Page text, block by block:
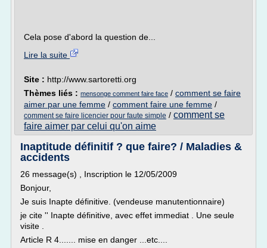
Cela pose d'abord la question de...
Lire la suite
Site : http://www.sartoretti.org
Thèmes liés : mensonge comment faire face / comment se faire
aimer par une femme / comment faire une femme /
comment se faire licencier pour faute simple / comment se
faire aimer par celui qu'on aime
Inaptitude définitif ? que faire? / Maladies &
accidents
26 message(s) , Inscription le 12/05/2009
Bonjour,
Je suis Inapte définitive. (vendeuse manutentionnaire)
je cite '' Inapte définitive, avec effet immediat . Une seule
visite .
Article R 4....... mise en danger ...etc....